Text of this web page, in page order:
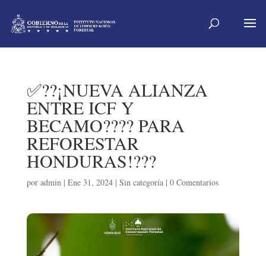
✅??¡NUEVA ALIANZA
ENTRE ICF Y
BECAMO??‍?? PARA
REFORESTAR
HONDURAS!???
por admin| Ene 31, 2024| Sin categoría| 0 Comentarios